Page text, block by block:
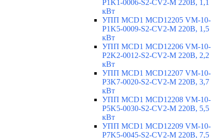
P1K1-0006-S2-CV2-M 220В, 1,1
кВт
УПП MCD1 MCD12205 VM-10-
P1K5-0009-S2-CV2-M 220В, 1,5
кВт
УПП MCD1 MCD12206 VM-10-
P2K2-0012-S2-CV2-M 220В, 2,2
кВт
УПП MCD1 MCD12207 VM-10-
P3K7-0020-S2-CV2-M 220В, 3,7
кВт
УПП MCD1 MCD12208 VM-10-
P5K5-0030-S2-CV2-M 220В, 5,5
кВт
УПП MCD1 MCD12209 VM-10-
P7K5-0045-S2-CV2-M 220В, 7,5